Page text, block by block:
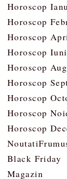
Horoscop
Horoscop
Horoscop
Horoscop
Horoscop
Horoscop
Horoscop
Horoscop
Horoscop
Noutati
Black Friday
Magazin